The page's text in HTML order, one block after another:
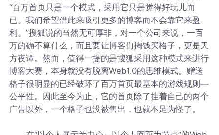
“百万首页只是一个模式，采用它只是觉得好玩儿而
已。我们希望借此来吸引更多的博客而不会靠它来盈
利。”搜狐说的当然无可厚非，对一个公司来说，一百
万的确不算什么，而且要让博客们掏钱买格子，更是天
方夜谭。然而，值得一提的是搜狐采用这种模式来进行
博客大赛，本身就没有脱离Web1.0的思维模式。赠送
格子很明显的已经破环了百万首页最基本的游戏规则—
公平性。因此至今为止，它的首页除了挂着自己的两个
广告以外，一个格子也没被售出，也就不足为怪了。